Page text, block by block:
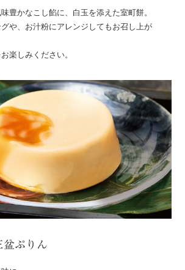
豊かなこし餡に、白玉を添えた室町餅。
や、お汁粉にアレンジしてもお召し上が
楽しみください。
盆ぷりん